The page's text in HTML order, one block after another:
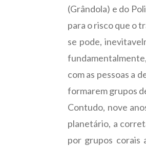
(Grândola) e do
para o risco que o
se pode,
com as pessoas a
formarem grupos
Contudo, nove
planetário, a
por grupos corais